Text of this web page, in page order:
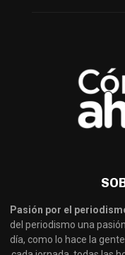
Pasión por el
del periodismo una
día, como lo hace la